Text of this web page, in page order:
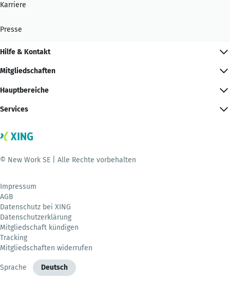
Karriere
Presse
Hilfe & Kontakt
Mitgliedschaften
Hauptbereiche
Services
© New Work SE | Alle Rechte vorbehalten
Impressum
AGB
Datenschutz bei XING
Datenschutzerklärung
Mitgliedschaft kündigen
Tracking
Mitgliedschaften widerrufen
Sprache Deutsch